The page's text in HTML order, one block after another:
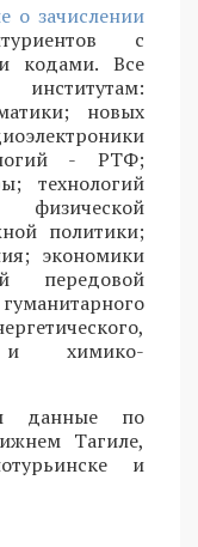
о зачислении
с
кодами. Все
новых
- РТФ;
технологий
физической
политики;
экономики
передовой
и химико-
данные по
Тагиле,
и